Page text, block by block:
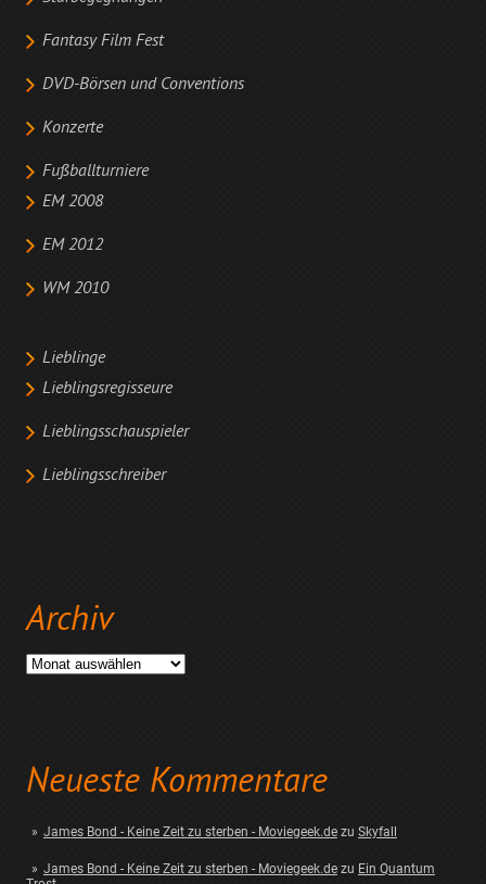
Fantasy Film Fest
DVD-Börsen und Conventions
Konzerte
Fußballturniere
EM 2008
EM 2012
WM 2010
Lieblinge
Lieblingsregisseure
Lieblingsschauspieler
Lieblingsschreiber
Archiv
Archiv
Neueste Kommentare
James Bond - Keine Zeit zu sterben - Moviegeek.dezu Skyfall
James Bond - Keine Zeit zu sterben - Moviegeek.dezu Ein Quantum